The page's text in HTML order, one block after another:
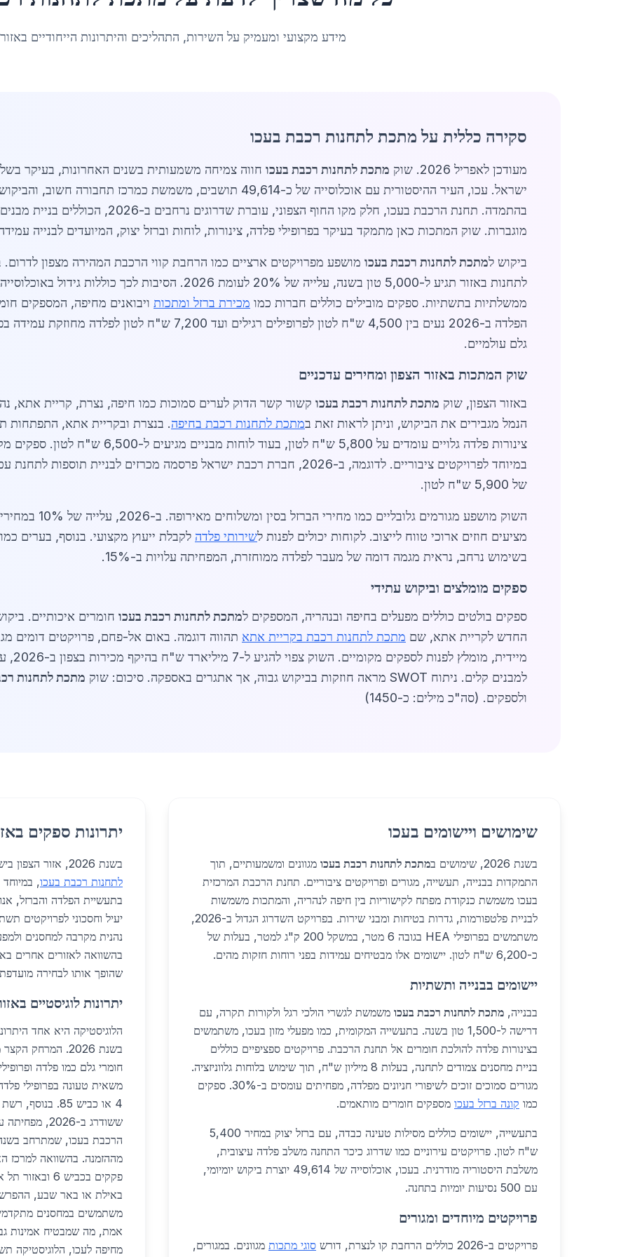
מידע מקצועי ומעמיק על השירות, התהליכים והיתרונות הייחודיים
סקירה כללית על מתכת לתחנות רכבת בעכו
מעודכן לאפריל 2026. שוק מתכת לתחנות רכבת בעכו חווה צמיחה משמעותית בשנים האחרונות, בעיקר בשל
ישראל. עכו, העיר ההיסטורית עם אוכלוסייה של כ-49,614 תושבים, משמשת
בהתמדה. תחנת הרכבת בעכו, חלק מקו החוף הצפוני,
מוגברות. שוק המתכות כאן מתמקד בעיקר בפרופילי פלדה, צינורות, לוחות וברזל יצוק, המיועדים לבנייה
ביקוש למתכת לתחנות רכבת בעכו
לתחנות באזור תגיע ל-5,000 טון בשנה, עלייה של 20% לעומת 2026.
ממשלתיות בתשתיות. ספקים מובילים כוללים חברות כמו מכירת ברזל ומתכות
הפלדה ב-2026 נעים בין 4,500 ש"ח לטון לפרופילים רגילים ועד
גלם עולמיים.
שוק המתכות באזור הצפון ומחירים עדכניים
באזור הצפון, שוק מתכת לתחנות רכבת בעכו קשור קשר הדוק לערים סמוכות כמו חיפה, נצרת, קריית אתא,
הנמל מגבירים את הביקוש, וניתן לראות זאת במתכת לתחנות רכבת בחיפה. בנצרת ובקריית אתא, התפתחות
צינורות פלדה גלויים עומדים על 5,800 ש"ח
של 5,900 ש"ח לטון.
השוק מושפע
מציעים חוזים ארוכי טווח לייצוב. לקוחות יכולים לפנות לשירותי פלדה לקבלת ייעוץ מקצועי. בנוסף, בערים
בשימוש נרחב, נראית מגמה דומה של מעבר לפלדה ממוחזרת, המפחיתה עלויות ב-15%.
ספקים מומלצים וביקוש עתידי
ספקים בולטים כוללים מפעלים בחיפה ובנהריה, המספקים למתכת לתחנות רכבת בעכו חומרים איכותיים.
החדש לקריית אתא, שם מתכת לתחנות רכבת בקריית אתא תהווה דוגמה. באום אל-פחם, פרויקטים דומים
למבנים קלים. ניתוח SWOT מראה חוזקות בביקוש גבוה, אך אתגרים באספקה. סיכום: שוק
מתכת לתחנות
ולספקים. (סה"כ מילים: כ-1450)
שימושים ויישומים בעכו
בשנת 2026, שימושים ב מתכת לתחנות רכבת בעכו מגוונים ומשמעותיים, תוך
התמקדות בבנייה, תעשייה, מגורים ופרויקטים ציבוריים. תחנת הרכבת המרכזית
בעכו משמשת כנקודת מפתח לקישוריות בין חיפה לנהריה, והמתכות משמשות
לבניית פלטפורמות, גדרות בטיחות ומבני שירות. בפרויקט השדרוג הגדול ב-2026,
משתמשים בפרופילי HEA בגובה 6 מטר, במשקל 200 ק"ג למטר, בעלות של
כ-6,200 ש"ח לטון. יישומים אלו מבטיחים עמידות בפני רוחות חזקות מהים.
יישומים בבנייה ותשתיות
בבנייה, מתכת לתחנות רכבת בעכו משמשת לגשרי הולכי רגל ולקורות תקרה, עם
דרישה ל-1,500 טון בשנה. בתעשייה המקומית, כמו מפעלי מזון בעכו, משתמשים
בצינורות פלדה להולכת חומרים אל תחנת הרכבת. פרויקטים ספציפיים כוללים
בניית מחסנים צמודים לתחנה, בעלות 8 מיליון ש"ח, תוך שימוש בלוחות גלווניזציה.
מגורים סמוכים זוכים לשיפורי חניונים מפלדה, מפחיתים עומסים ב-30%. ספקים
כמו קונה ברזל בעכו מספקים חומרים מותאמים.
בתעשייה, יישומים כוללים מסילות טעינה כבדה, עם ברזל יצוק במחיר 5,400
ש"ח לטון. פרויקטים עירוניים כמו שדרוג כיכר התחנה משלב פלדה עיצובית,
משלבת היסטוריה מודרנית. בעכו, אוכלוסייה של 49,614 יוצרת ביקוש יומיומי,
עם 500 נסיעות יומיות בתחנה.
פרויקטים מיוחדים ומגורים
פרויקטים ב-2026 כוללים הרחבת קו לנצרת, דורש סוגי מתכות מגוונים. במגורים,
יתרונות ספקים
בשנת 2026, אזור הצפון בישראל מציע יתרונות משמעותיים לספקי
לתחנות רכבת בעכו,
בתעשיית הפלדה והברזל,
יעיל וחסכוני לפרויקטים
נהנית מקרבה למחסנים
בהשוואה לאזורים אחרים
שהופך אותו לבחירה
יתרונות לוגיסטיים
הלוגיסטיקה היא אחד
בשנת 2026.
חומרי גלם כמו פלדה
משאית טעונה בפרופילי
ששודרג ב-
הרכבת בעכו, שמתרחב
פקקים בכביש
מחיפה לעכו, הלוגיסטיקה